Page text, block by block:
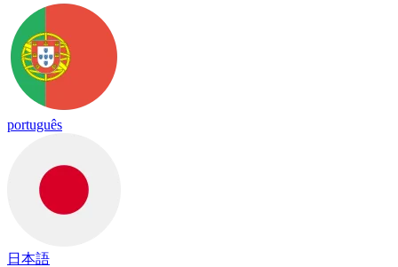
português
日本語